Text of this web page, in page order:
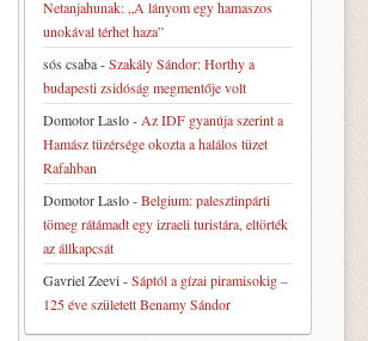
Netanjahunak: „A lányom egy hamaszos
unokával térhet haza”
sós csaba-Szakály Sándor: Horthy a
budapesti zsidóság megmentője volt
Domotor Laslo- Az IDF gyanúja szerint a
Hamász tüzérsége okozta a halálos tüzet
Rafahban
Domotor Laslo-Belgium: palesztinpárti
tömeg rátámadt egy izraeli turistára, eltörték
az állkapcsát
Gavriel Zeevi-Sáptól a gízai piramisokig –
125 éve született Benamy Sándor